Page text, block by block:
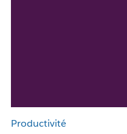
Productivité